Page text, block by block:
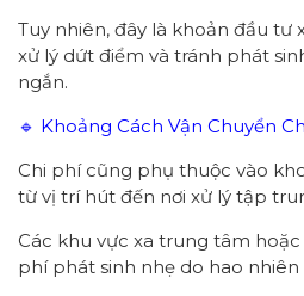
Tuy nhiên, đây là khoản đầu tư
xử lý dứt điểm và tránh phát
ngắn.
🔹 Khoảng Cách Vận Chuyển
Chi phí cũng phụ thuộc vào
từ vị trí hút đến nơi xử lý tập
Các khu vực xa trung tâm
phí phát sinh nhẹ do hao nhiên